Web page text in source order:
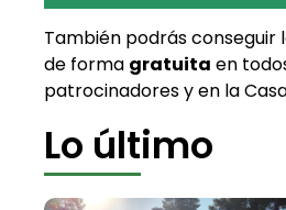
También podrás conseguir
de forma gratuita en
patrocinadores y en la
Lo último